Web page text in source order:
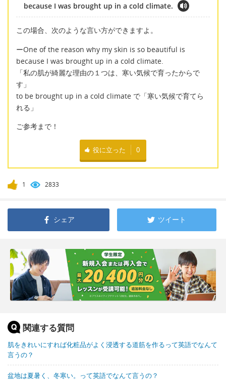
because I was brought up in a cold climate.
この場合、次のような言い方ができますよ。
ーOne of the reason why my skin is so beautiful is
because I was brought up in a cold climate.
「私の肌が綺麗な理由の１つは、寒い気候で育ったからで
す」
to be brought up in a cold climate で「寒い気候で育てら
れる」
ご参考まで！
役に立った 0
1 2833
シェア ツイート
関連する質問
肌をきれいにすれば化粧品がよく浸透する道筋を作るって英語でなんて
言うの？
盆地は夏暑く、冬寒い。って英語でなんて言うの？